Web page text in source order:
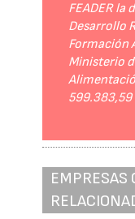
FEADER la
Desarrollo
Formación
Ministerio
599.383,59
EMPRESAS